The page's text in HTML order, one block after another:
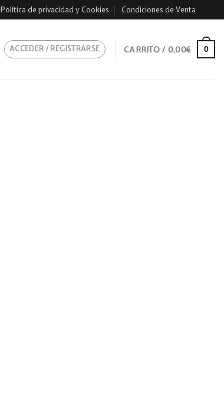
Política de privacidad y Cookies Condiciones de Venta
ACCEDER / REGISTRARSE CARRITO / 0,00€ 0